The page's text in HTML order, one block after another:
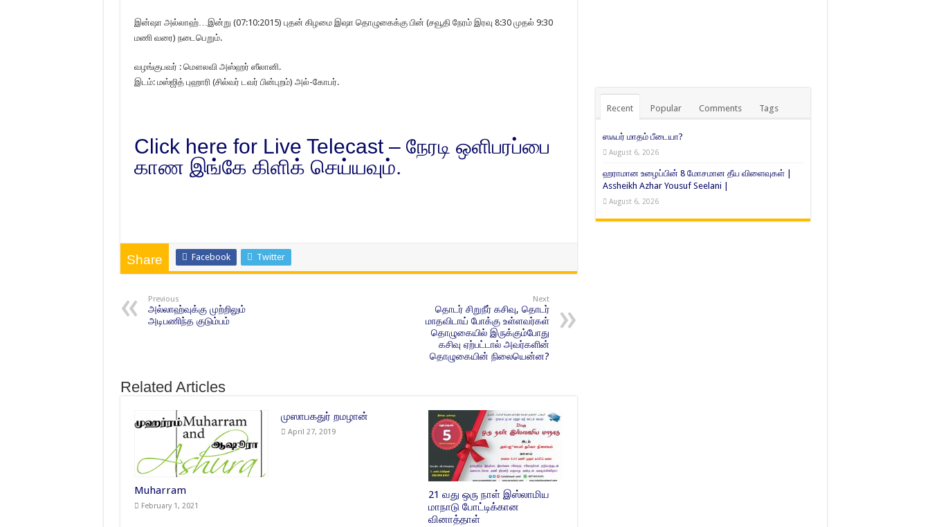
இன்ஷா அல்லாஹ்…இன்று (07:10:2015) புதன் கிழமை இஷா தொழுகைக்கு பின் (சவூதி நேரம் இரவு 8:30 முதல் 9:30
மணி வரை) நடைபெறும்.
வழங்குபவர் : மௌலவி அஸ்ஹர் ஸீலானி.
இடம்: மஸ்ஜித் புஹாரி (சில்வர் டவர் பின்புறம்) அல்-கோபர்.
Click here for Live Telecast – நேரடி ஒளிபரப்பை
காண இங்கே கிளிக் செய்யவும்.
Share Facebook Twitter
Previous
அல்லாஹ்வுக்கு முற்றிலும்
அடிபணிந்த குடும்பம்
Next
தொடர் சிறுநீர் கசிவு, தொடர்
மாதவிடாய் போக்கு உள்ளவர்கள்
தொழுகையில் இருக்கும்போது
கசிவு ஏற்பட்டால் அவர்களின்
தொழுகையின் நிலையென்ன?
Related Articles
Muharram
February 1, 2021
முஸாபகதுர் றமழான்
April 27, 2019
21 வது ஒரு நாள் இஸ்லாமிய
மாநாடு போட்டிக்கான
வினாத்தாள்
Recent Popular Comments Tags
ஸஃபர் மாதம் பீடையா?
August 6, 2026
ஹராமான உழைப்பின் 8 மோசமான தீய விளைவுகள் |
Assheikh Azhar Yousuf Seelani |
August 6, 2026